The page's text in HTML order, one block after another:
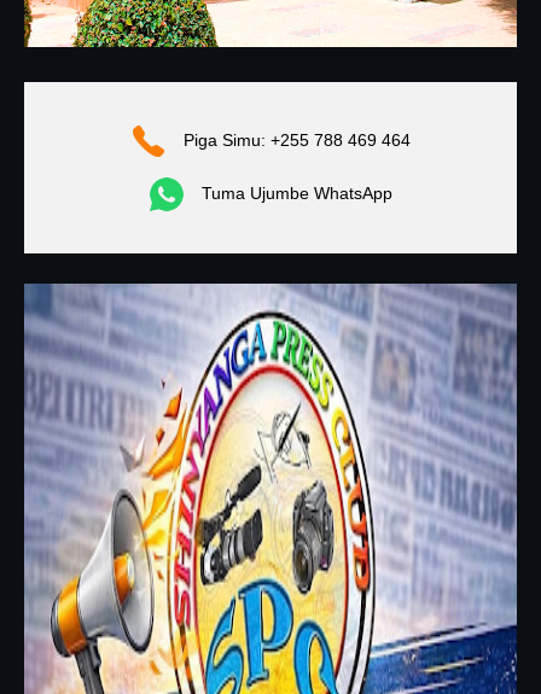
Piga Simu: +255 788 469 464
Tuma Ujumbe WhatsApp